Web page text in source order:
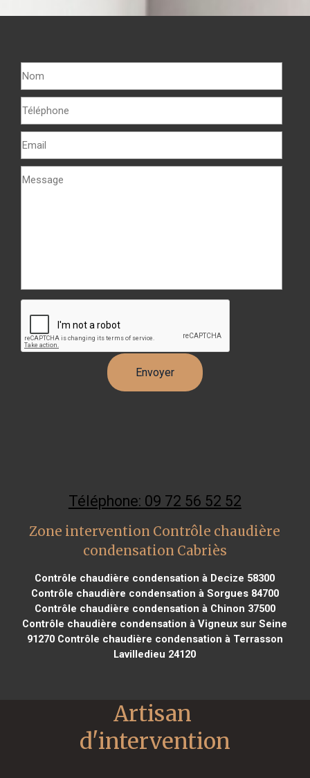
Téléphone: 09 72 56 52 52
Zone intervention Contrôle chaudière
condensation Cabriès
Contrôle chaudière condensation à Decize 58300
Contrôle chaudière condensation à Sorgues 84700
Contrôle chaudière condensation à Chinon 37500
Contrôle chaudière condensation à Vigneux sur Seine
91270Contrôle chaudière condensation à Terrasson
Lavilledieu 24120
Artisan
d'intervention